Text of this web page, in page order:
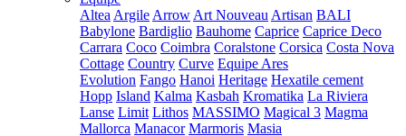
Altea Argile Arrow Art Nouveau Artisan BALI
Babylone Bardiglio Bauhome Caprice Caprice Deco
Carrara Coco Coimbra Coralstone Corsica Costa Nova
Cottage Country Curve Equipe Ares
Evolution Fango Hanoi Heritage Hexatile cement
Hopp Island Kalma Kasbah Kromatika La Riviera
Lanse Limit Lithos MASSIMO Magical 3 Magma
Mallorca Manacor Marmoris Masia